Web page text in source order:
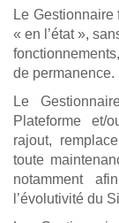
Le
« en l’état »,
de permanence.
Le
Plateforme et/
rajout,
toute
notamment
l’évolutivité du